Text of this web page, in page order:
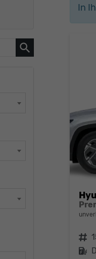
In
Fahrzeugnr.
Kraftstoff